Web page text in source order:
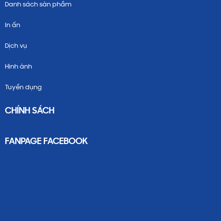
Danh sách sản phẩm
In ấn
Dịch vụ
Hình ảnh
Tuyển dụng
CHÍNH SÁCH
FANPAGE FACEBOOK